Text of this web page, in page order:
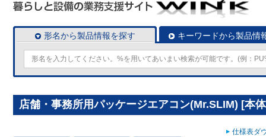
形名から製品情報を探す キーワードから製品情
店舗・事務所用パッケージエアコン(Mr.SLIM) [本
仕様表ダ